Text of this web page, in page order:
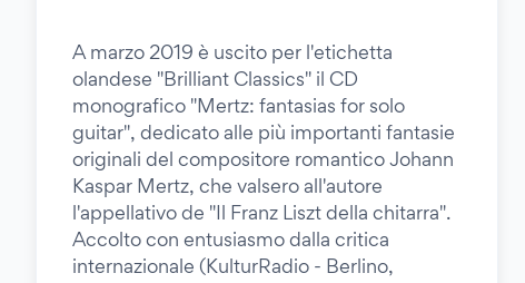
A marzo 2019 è uscito per l'etichetta
olandese "Brilliant Classics" il CD
monografico "Mertz: fantasias for solo
guitar", dedicato alle più importanti fantasie
originali del compositore romantico Johann
Kaspar Mertz, che valsero all'autore
l'appellativo de "Il Franz Liszt della chitarra".
Accolto con entusiasmo dalla critica
internazionale (KulturRadio - Berlino,